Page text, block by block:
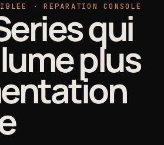
· RÉPARATION CONSOLE
qui
plus